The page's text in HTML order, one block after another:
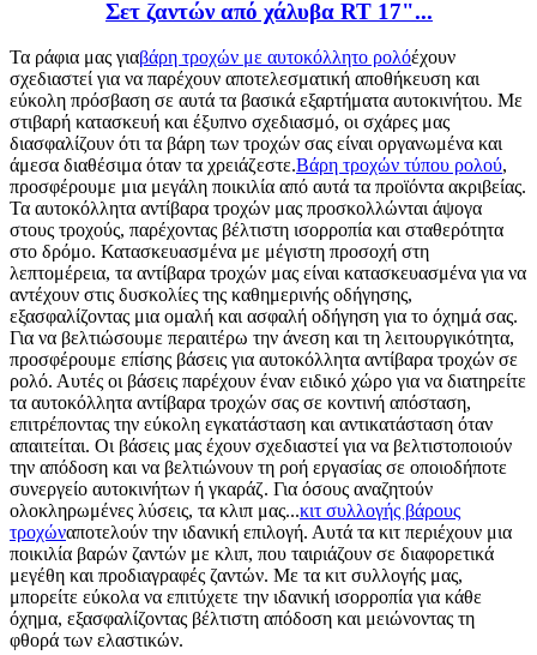
Σετ ζαντών από χάλυβα RT 17"...
Τα ράφια μας γιαβάρη τροχών με αυτοκόλλητο ρολόέχουν
σχεδιαστεί για να παρέχουν αποτελεσματική αποθήκευση και
εύκολη πρόσβαση σε αυτά τα βασικά εξαρτήματα αυτοκινήτου. Με
στιβαρή κατασκευή και έξυπνο σχεδιασμό, οι σχάρες μας
διασφαλίζουν ότι τα βάρη των τροχών σας είναι οργανωμένα και
άμεσα διαθέσιμα όταν τα χρειάζεστε.Βάρη τροχών τύπου ρολού,
προσφέρουμε μια μεγάλη ποικιλία από αυτά τα προϊόντα ακριβείας.
Τα αυτοκόλλητα αντίβαρα τροχών μας προσκολλώνται άψογα
στους τροχούς, παρέχοντας βέλτιστη ισορροπία και σταθερότητα
στο δρόμο. Κατασκευασμένα με μέγιστη προσοχή στη
λεπτομέρεια, τα αντίβαρα τροχών μας είναι κατασκευασμένα για να
αντέχουν στις δυσκολίες της καθημερινής οδήγησης,
εξασφαλίζοντας μια ομαλή και ασφαλή οδήγηση για το όχημά σας.
Για να βελτιώσουμε περαιτέρω την άνεση και τη λειτουργικότητα,
προσφέρουμε επίσης βάσεις για αυτοκόλλητα αντίβαρα τροχών σε
ρολό. Αυτές οι βάσεις παρέχουν έναν ειδικό χώρο για να διατηρείτε
τα αυτοκόλλητα αντίβαρα τροχών σας σε κοντινή απόσταση,
επιτρέποντας την εύκολη εγκατάσταση και αντικατάσταση όταν
απαιτείται. Οι βάσεις μας έχουν σχεδιαστεί για να βελτιστοποιούν
την απόδοση και να βελτιώνουν τη ροή εργασίας σε οποιοδήποτε
συνεργείο αυτοκινήτων ή γκαράζ. Για όσους αναζητούν
ολοκληρωμένες λύσεις, τα κλιπ μας...κιτ συλλογής βάρους
τροχώναποτελούν την ιδανική επιλογή. Αυτά τα κιτ περιέχουν μια
ποικιλία βαρών ζαντών με κλιπ, που ταιριάζουν σε διαφορετικά
μεγέθη και προδιαγραφές ζαντών. Με τα κιτ συλλογής μας,
μπορείτε εύκολα να επιτύχετε την ιδανική ισορροπία για κάθε
όχημα, εξασφαλίζοντας βέλτιστη απόδοση και μειώνοντας τη
φθορά των ελαστικών.